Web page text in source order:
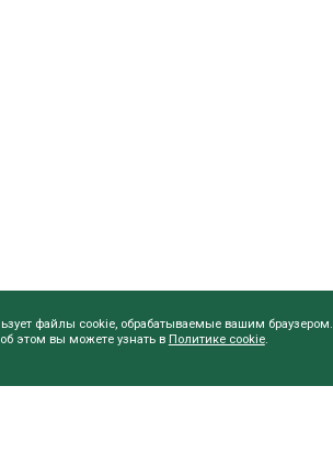
файлы cookie, обрабатываемые вашим браузером.
этом вы можете узнать в Политике cookie.